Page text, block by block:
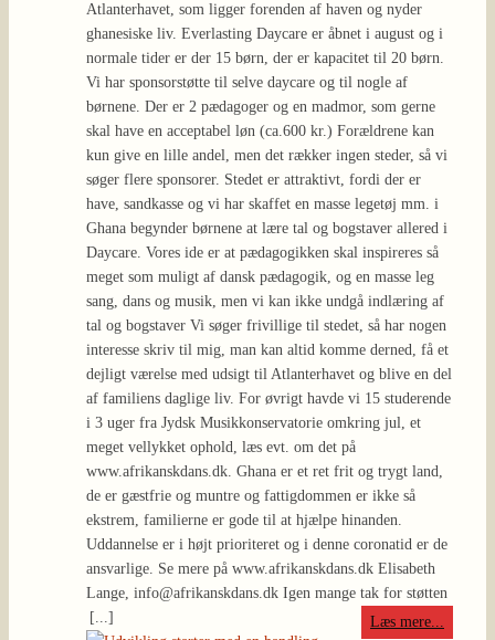
Atlanterhavet, som ligger forenden af haven og nyder
ghanesiske liv. Everlasting Daycare er åbnet i august og i
normale tider er der 15 børn, der er kapacitet til 20 børn.
Vi har sponsorstøtte til selve daycare og til nogle af
børnene. Der er 2 pædagoger og en madmor, som gerne
skal have en acceptabel løn (ca.600 kr.) Forældrene kan
kun give en lille andel, men det rækker ingen steder, så vi
søger flere sponsorer. Stedet er attraktivt, fordi der er
have, sandkasse og vi har skaffet en masse legetøj mm. i
Ghana begynder børnene at lære tal og bogstaver allered i
Daycare. Vores ide er at pædagogikken skal inspireres så
meget som muligt af dansk pædagogik, og en masse leg
sang, dans og musik, men vi kan ikke undgå indlæring af
tal og bogstaver Vi søger frivillige til stedet, så har nogen
interesse skriv til mig, man kan altid komme derned, få et
dejligt værelse med udsigt til Atlanterhavet og blive en del
af familiens daglige liv. For øvrigt havde vi 15 studerende
i 3 uger fra Jydsk Musikkonservatorie omkring jul, et
meget vellykket ophold, læs evt. om det på
www.afrikanskdans.dk. Ghana er et ret frit og trygt land,
de er gæstfrie og muntre og fattigdommen er ikke så
ekstrem, familierne er gode til at hjælpe hinanden.
Uddannelse er i højt prioriteret og i denne coronatid er de
ansvarlige. Se mere på www.afrikanskdans.dk Elisabeth
Lange, info@afrikanskdans.dk Igen mange tak for støtten
[...]
Læs mere...